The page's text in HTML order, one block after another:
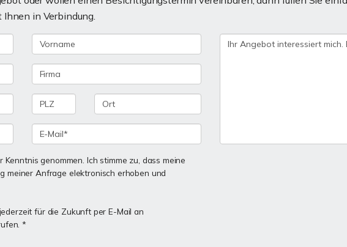
in Verbindung.
Kenntnis genommen. Ich stimme zu, dass meine
meiner Anfrage elektronisch erhoben und
für die Zukunft per E-Mail an
*